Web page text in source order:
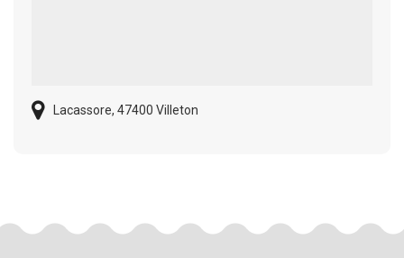
Lacassore, 47400 Villeton